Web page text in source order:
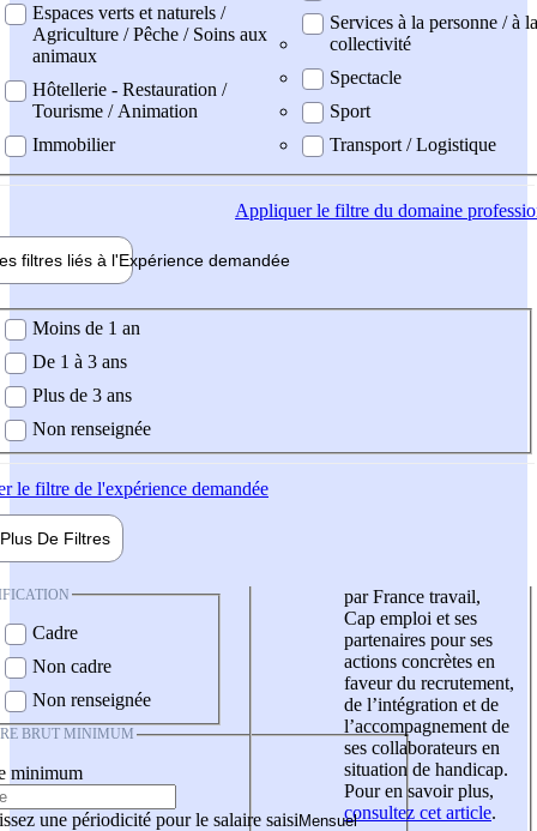
Espaces verts et naturels /
Agriculture / Pêche / Soins aux
animaux
Hôtellerie - Restauration /
Tourisme / Animation
Immobilier
Services à la personne / à la
collectivité
Spectacle
Sport
Transport / Logistique
Appliquerle filtre du domaine
filtres liés à l'Expérience demandée
demandée
Moins de 1 an
De 1 à 3 ans
Plus de 3 ans
Non renseignée
le filtre de l'expérience demandée
Plus De Filtres
Cadre
Non cadre
Non renseignée
BRUT MINIMUM
minimum
une périodicité pour le salaire saisi
par France travail,
Cap emploi et ses
partenaires pour ses
actions concrètes en
faveur du recrutement,
de l’intégration et de
l’accompagnement de
ses collaborateurs en
situation de handicap.
Pour en savoir plus,
consultez cet article.